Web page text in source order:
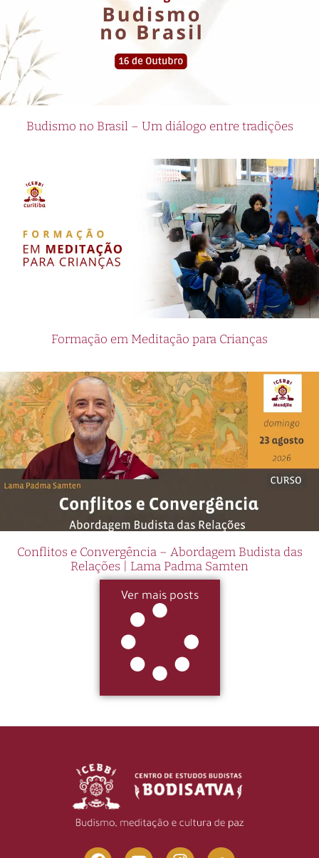
Budismo no Brasil – Um diálogo entre tradições
Formação em Meditação para Crianças
Conflitos e Convergência – Abordagem Budista das
Relações | Lama Padma Samten
Ver mais posts